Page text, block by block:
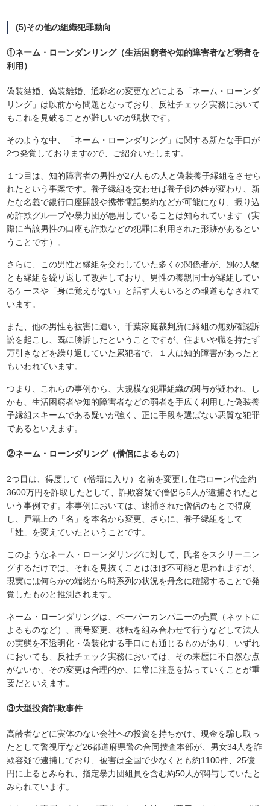
(5)その他の組織犯罪動向
①ネーム・ローンダンリング（生活困窮者や知的障害者など弱者を
利用）
偽装結婚、偽装離婚、通称名の変更などによる「ネーム・ローンダ
リング」は以前から問題となっており、反社チェック実務において
もこれを見破ることが難しいのが現状です。
そのような中、「ネーム・ローンダリング」に関する新たな手口が
2つ発覚しておりますので、ご紹介いたします。
１つ目は、知的障害者の男性が27人もの人と偽装養子縁組をさせら
れたという事案です。養子縁組を交わせば養子側の姓が変わり、新
たな名義で銀行口座開設や携帯電話契約などが可能になり、振り込
め詐欺グループや暴力団が悪用していることは知られています（実
際に当該男性の口座も詐欺などの犯罪に利用された形跡があるとい
うことです）。
さらに、この男性と縁組を交わしていた多くの関係者が、別の人物
とも縁組を繰り返して改姓しており、男性の養親同士が縁組してい
るケースや「身に覚えがない」と話す人もいるとの報道もなされて
います。
また、他の男性も被害に遭い、千葉家庭裁判所に縁組の無効確認訴
訟を起こし、既に勝訴したということですが、住まいや職を持たず
万引きなどを繰り返していた累犯者で、１人は知的障害があったと
もいわれています。
つまり、これらの事例から、大規模な犯罪組織の関与が疑われ、し
かも、生活困窮者や知的障害者などの弱者を手広く利用した偽装養
子縁組スキームである疑いが強く、正に手段を選ばない悪質な犯罪
であるといえます。
②ネーム・ローンダリング（僧侶によるもの）
2つ目は、得度して（僧籍に入り）名前を変更し住宅ローン代金約
3600万円を詐取したとして、詐欺容疑で僧侶ら5人が逮捕されたと
いう事例です。本事例においては、逮捕された僧侶のもとで得度
し、戸籍上の「名」を本名から変更、さらに、養子縁組をして
「姓」を変えていたということです。
このようなネーム・ローンダリングに対して、氏名をスクリーニン
グするだけでは、それを見抜くことはほぼ不可能と思われますが、
現実には何らかの端緒から時系列の状況を丹念に確認することで発
覚したものと推測されます。
ネーム・ローンダリングは、ペーパーカンパニーの売買（ネットに
よるものなど）、商号変更、移転を組み合わせて行うなどして法人
の実態を不透明化・偽装化する手口にも通じるものがあり、いずれ
においても、反社チェック実務においては、その来歴に不自然な点
がないか、その変更は合理的か、に常に注意を払っていくことが重
要だといえます。
③大型投資詐欺事件
高齢者などに実体のない会社への投資を持ちかけ、現金を騙し取っ
たとして警視庁など26都道府県警の合同捜査本部が、男女34人を詐
欺容疑で逮捕しており、被害は全国で少なくとも約1100件、25億
円に上るとみられ、指定暴力団組員を含む約50人が関与していたと
みられています。